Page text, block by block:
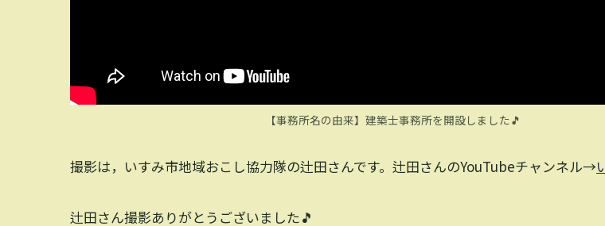
【事務所名の由来】建築士事務所を開設しました🎵
撮影は，いすみ市地域おこし協力隊の辻田さんです。辻田さんのYouTubeチャンネル→
辻田さん撮影ありがとうございました🎵